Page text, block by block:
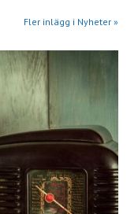
Fler inlägg i Nyheter »